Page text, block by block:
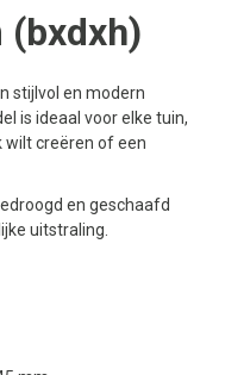
(bxdxh)
stijlvol en modern
is ideaal voor elke tuin,
wilt creëren of een
en geschaafd
uitstraling.